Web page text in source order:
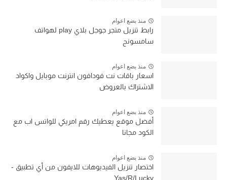
منذ بضع اعوام
رابط تنزيل متجر جوجل بلاي play لهواتف
سامسونج
منذ بضع اعوام
اسعار باقات نت فودافون انترنت موبايل واكواد
الاشتراك بالعروض
منذ بضع اعوام
أفضل موقع يعطيك رقم امريكي للواتس اب مع
الكود مجانا
منذ بضع اعوام
اختصار تنزيل الفيديوهات للايفون من أي تطبيق -
Yas/R/Lucky